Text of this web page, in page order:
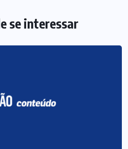
se interessar